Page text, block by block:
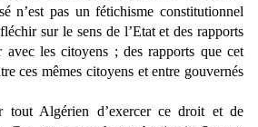
n’est pas un fétichisme constitutionnel
sur le sens de l’Etat et des rapports
les citoyens ; des rapports que cet
ces mêmes citoyens et entre gouvernés
tout Algérien d’exercer ce droit et de